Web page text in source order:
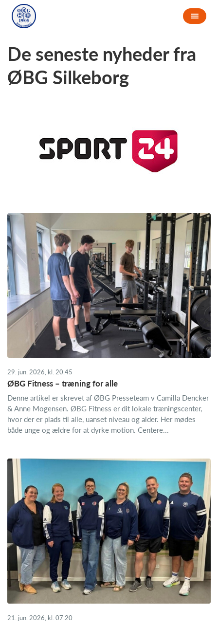
De seneste nyheder fra
ØBG Silkeborg
29. jun. 2026, kl. 20.45
ØBG Fitness – træning for alle
Denne artikel er skrevet af ØBG Presseteam v Camilla Dencker
& Anne Mogensen. ØBG Fitness er dit lokale træningscenter,
hvor der er plads til alle, uanset niveau og alder. Her mødes
både unge og ældre for at dyrke motion. Centere...
21. jun. 2026, kl. 07.20